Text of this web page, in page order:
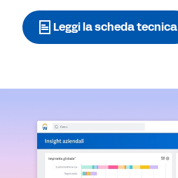
Leggi la scheda tecnica